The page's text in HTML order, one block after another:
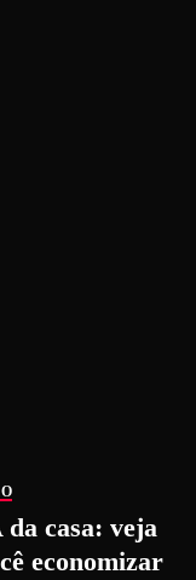
casa: veja
economizar